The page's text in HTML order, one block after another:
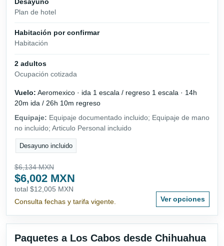
Plan de hotel
Habitación por confirmar
Habitación
2 adultos
Ocupación cotizada
Vuelo: Aeromexico · ida 1 escala / regreso 1 escala · 14h
20m ida / 26h 10m regreso
Equipaje: Equipaje documentado incluido; Equipaje de mano
no incluido; Articulo Personal incluido
Desayuno incluido
$6,134 MXN
$6,002 MXN
total $12,005 MXN
Consulta fechas y tarifa vigente.
Ver opciones
Paquetes a Los Cabos desde Chihuahua